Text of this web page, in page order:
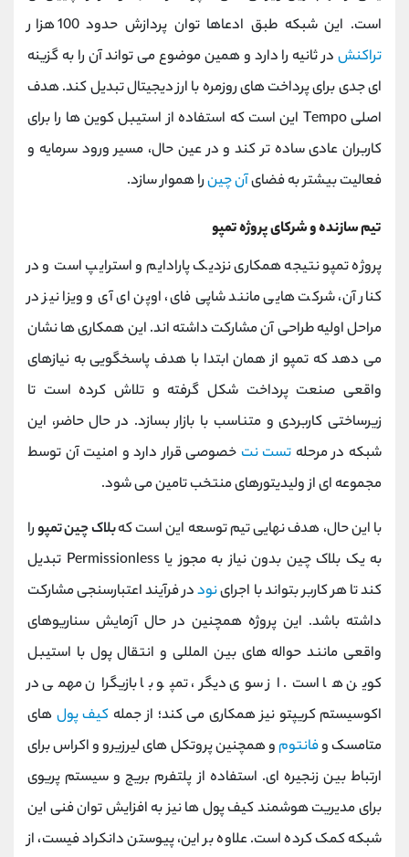
است. این شبکه طبق ادعاها توان پردازش حدود 100 هزار
تراکنش در ثانیه را دارد و همین موضوع می ‌تواند آن را به گزینه‌
ای جدی برای پرداخت ‌های روزمره با ارز دیجیتال تبدیل کند. هدف
اصلی Tempo این است که استفاده از استیبل‌ کوین‌ ها را برای
کاربران عادی ساده‌ تر کند و در عین حال، مسیر ورود سرمایه و
فعالیت بیشتر به فضایآن چینرا هموار سازد.
تیم سازنده و شرکای پروژه تمپو
پروژه تمپو نتیجه همکاری نزدیک پارادایم و استرایپ است و در
کنار آن، شرکت ‌هایی مانند شاپی‌ فای، اوپن ‌ای ‌آی و ویزا نیز در
مراحل اولیه طراحی آن مشارکت داشته ‌اند. این همکاری ‌ها نشان
می ‌دهد که تمپو از همان ابتدا با هدف پاسخگویی به نیازهای
واقعی صنعت پرداخت شکل گرفته و تلاش کرده است تا
زیرساختی کاربردی و متناسب با بازار بسازد. در حال حاضر، این
شبکه در مرحله تست ‌نت خصوصی قرار دارد و امنیت آن توسط
مجموعه ‌ای از ولیدیتورهای منتخب تامین می ‌شود.
با این حال، هدف نهایی تیم توسعه این است کهبلاک چین تمپورا
به یک بلاک ‌چین بدون نیاز به مجوز یا Permissionless تبدیل
کند تا هر کاربر بتواند با اجراینوددر فرآیند اعتبارسنجی مشارکت
داشته باشد. این پروژه همچنین در حال آزمایش سناریوهای
واقعی مانند حواله ‌های بین ‌المللی و انتقال پول با استیبل
‌کوین ‌ها است. از سوی دیگر، تمپو با بازیگران مهمی در
اکوسیستم کریپتو نیز همکاری می‌ کند؛ از جمله کیف ‌پول‌ های
متامسک وفانتوم و همچنین پروتکل ‌های لیرزیرو و اکراس برای
ارتباط بین ‌زنجیره ‌ای. استفاده از پلتفرم بریج و سیستم پریوی
برای مدیریت هوشمند کیف ‌پول ‌ها نیز به افزایش توان فنی این
شبکه کمک کرده است. علاوه بر این، پیوستن دانکراد فیست، از